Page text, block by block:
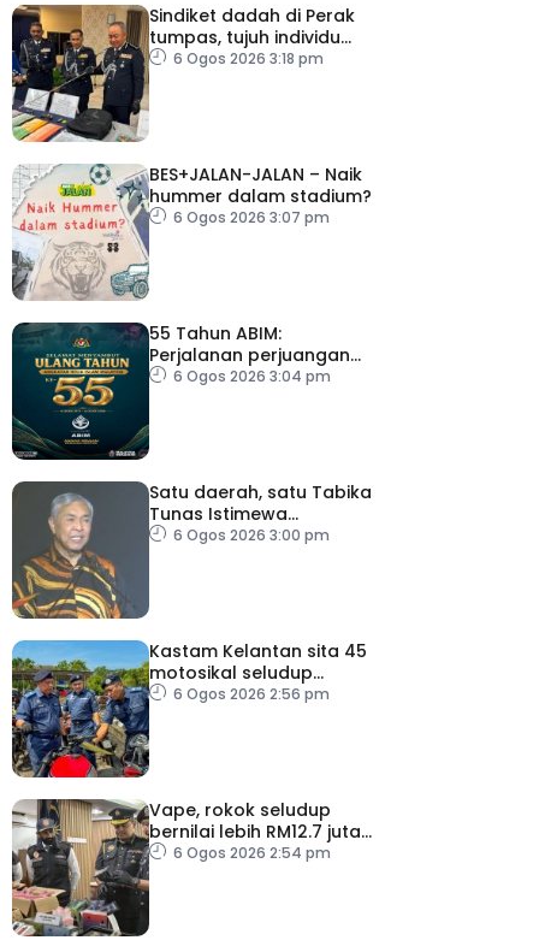
Sindiket dadah di Perak
tumpas, tujuh individu
ditahan
6 Ogos 2026 3:18 pm
BES+JALAN-JALAN – Naik
hummer dalam stadium?
6 Ogos 2026 3:07 pm
55 Tahun ABIM:
Perjalanan perjuangan
berteraskan jati diri
6 Ogos 2026 3:04 pm
Satu daerah, satu Tabika
Tunas Istimewa
menjelang 2027 – TPM
6 Ogos 2026 3:00 pm
Kastam Kelantan sita 45
motosikal seludup
bernilai RM3.6 juta
6 Ogos 2026 2:56 pm
Vape, rokok seludup
bernilai lebih RM12.7 juta
dirampas di Selangor
6 Ogos 2026 2:54 pm